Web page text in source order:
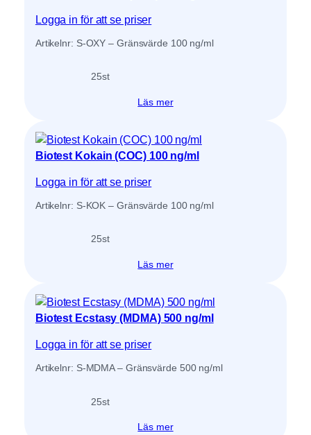
Logga in för att se priser
Artikelnr: S-OXY – Gränsvärde 100 ng/ml
25st
Läs mer
Biotest Kokain (COC) 100 ng/ml
Logga in för att se priser
Artikelnr: S-KOK – Gränsvärde 100 ng/ml
25st
Läs mer
Biotest Ecstasy (MDMA) 500 ng/ml
Logga in för att se priser
Artikelnr: S-MDMA – Gränsvärde 500 ng/ml
25st
Läs mer